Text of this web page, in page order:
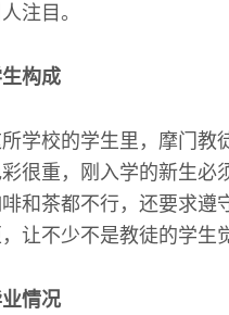
注目。
构成
学校的学生里，摩门教
很重，刚入学的新生必
和茶都不行，还要求遵
让不少不是教徒的学生
情况